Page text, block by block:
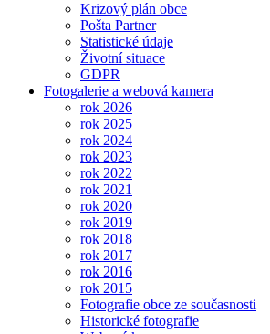
Krizový plán obce
Pošta Partner
Statistické údaje
Životní situace
GDPR
Fotogalerie a webová kamera
rok 2026
rok 2025
rok 2024
rok 2023
rok 2022
rok 2021
rok 2020
rok 2019
rok 2018
rok 2017
rok 2016
rok 2015
Fotografie obce ze současnosti
Historické fotografie